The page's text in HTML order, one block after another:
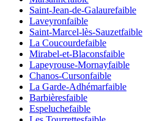
Saint-Jean-de-Galaurefaible
Laveyronfaible
Saint-Marcel-lès-Sauzetfaible
La Coucourdefaible
Mirabel-et-Blaconsfaible
Lapeyrouse-Mornayfaible
Chanos-Cursonfaible
La Garde-Adhémarfaible
Barbièresfaible
Espeluchefaible